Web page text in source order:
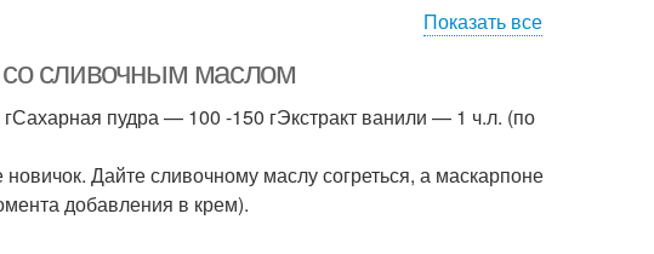
шоколадного крема
Показать все
со сливочным маслом
пудра — 100 -150 гЭкстракт ванили — 1 ч.л. (по
Дайте сливочному маслу согреться, а маскарпоне
добавления в крем).